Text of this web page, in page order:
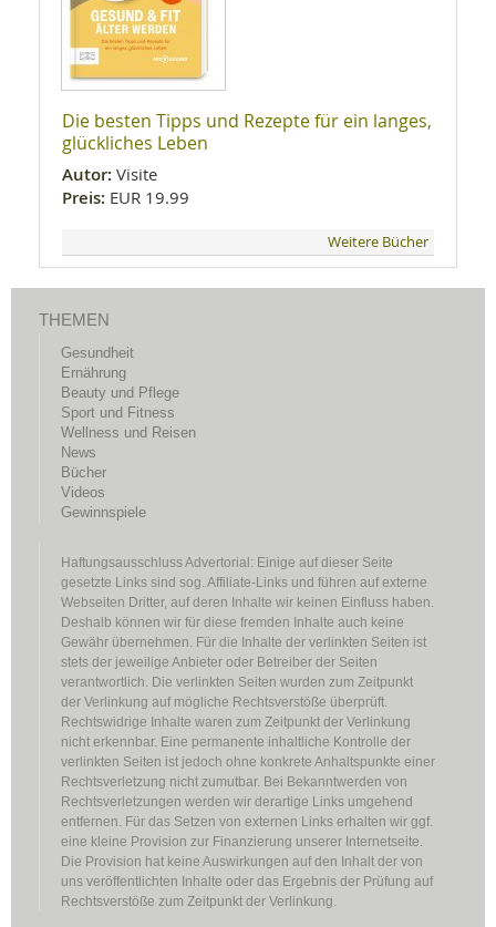
Die besten Tipps und Rezepte für ein langes,
glückliches Leben
Autor: Visite
Preis: EUR 19.99
Weitere Bücher
THEMEN
Gesundheit
Ernährung
Beauty und Pflege
Sport und Fitness
Wellness und Reisen
News
Bücher
Videos
Gewinnspiele
Haftungsausschluss Advertorial: Einige auf dieser Seite
gesetzte Links sind sog. Affiliate-Links und führen auf externe
Webseiten Dritter, auf deren Inhalte wir keinen Einfluss haben.
Deshalb können wir für diese fremden Inhalte auch keine
Gewähr übernehmen. Für die Inhalte der verlinkten Seiten ist
stets der jeweilige Anbieter oder Betreiber der Seiten
verantwortlich. Die verlinkten Seiten wurden zum Zeitpunkt
der Verlinkung auf mögliche Rechtsverstöße überprüft.
Rechtswidrige Inhalte waren zum Zeitpunkt der Verlinkung
nicht erkennbar. Eine permanente inhaltliche Kontrolle der
verlinkten Seiten ist jedoch ohne konkrete Anhaltspunkte einer
Rechtsverletzung nicht zumutbar. Bei Bekanntwerden von
Rechtsverletzungen werden wir derartige Links umgehend
entfernen. Für das Setzen von externen Links erhalten wir ggf.
eine kleine Provision zur Finanzierung unserer Internetseite.
Die Provision hat keine Auswirkungen auf den Inhalt der von
uns veröffentlichten Inhalte oder das Ergebnis der Prüfung auf
Rechtsverstöße zum Zeitpunkt der Verlinkung.